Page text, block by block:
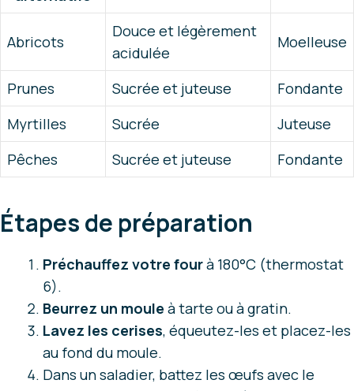
Abricots
Douce et légèrement
acidulée
Moelleuse
Prunes Sucrée et juteuse
Fondante
Myrtilles
Sucrée
Juteuse
Pêches
Sucrée et juteuse Fondante
Étapes de préparation
Préchauffez votre fourà 180°C (thermostat
6).
Beurrez un moule à tarte ou à gratin.
Lavez les cerises, équeutez-les et placez-les
au fond du moule.
Dans un saladier, battez les œufs avec le